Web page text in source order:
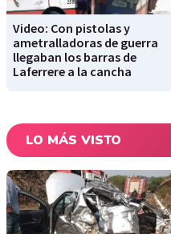
Video: Con pistolas y
ametralladoras de guerra
llegaban los barras de
Laferrere a la cancha
LO MÁS VISTO